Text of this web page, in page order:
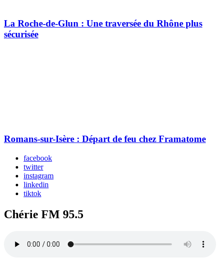
La Roche-de-Glun : Une traversée du Rhône plus
sécurisée
Romans-sur-Isère : Départ de feu chez Framatome
facebook
twitter
instagram
linkedin
tiktok
Chérie FM 95.5